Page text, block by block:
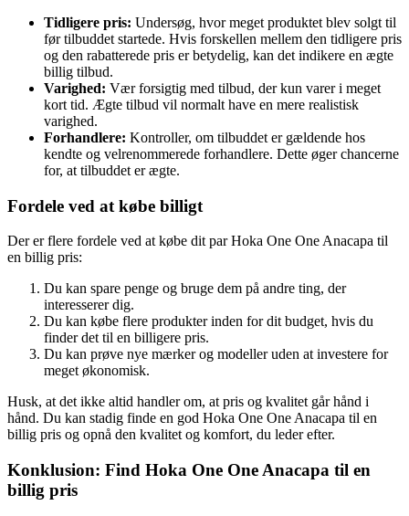
Tidligere pris: Undersøg, hvor meget produktet blev solgt til
før tilbuddet startede. Hvis forskellen mellem den tidligere pris
og den rabatterede pris er betydelig, kan det indikere en ægte
billig tilbud.
Varighed: Vær forsigtig med tilbud, der kun varer i meget
kort tid. Ægte tilbud vil normalt have en mere realistisk
varighed.
Forhandlere: Kontroller, om tilbuddet er gældende hos
kendte og velrenommerede forhandlere. Dette øger chancerne
for, at tilbuddet er ægte.
Fordele ved at købe billigt
Der er flere fordele ved at købe dit par Hoka One One Anacapa til
en billig pris:
Du kan spare penge og bruge dem på andre ting, der
interesserer dig.
Du kan købe flere produkter inden for dit budget, hvis du
finder det til en billigere pris.
Du kan prøve nye mærker og modeller uden at investere for
meget økonomisk.
Husk, at det ikke altid handler om, at pris og kvalitet går hånd i
hånd. Du kan stadig finde en god Hoka One One Anacapa til en
billig pris og opnå den kvalitet og komfort, du leder efter.
Konklusion: Find Hoka One One Anacapa til en
billig pris